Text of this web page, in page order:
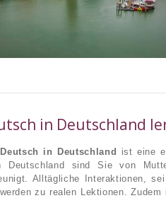
in Deutschland
Deutsch in Deutschland ist eine
Deutschland sind Sie von
Alltägliche Interaktionen,
zu realen Lektionen. Zudem